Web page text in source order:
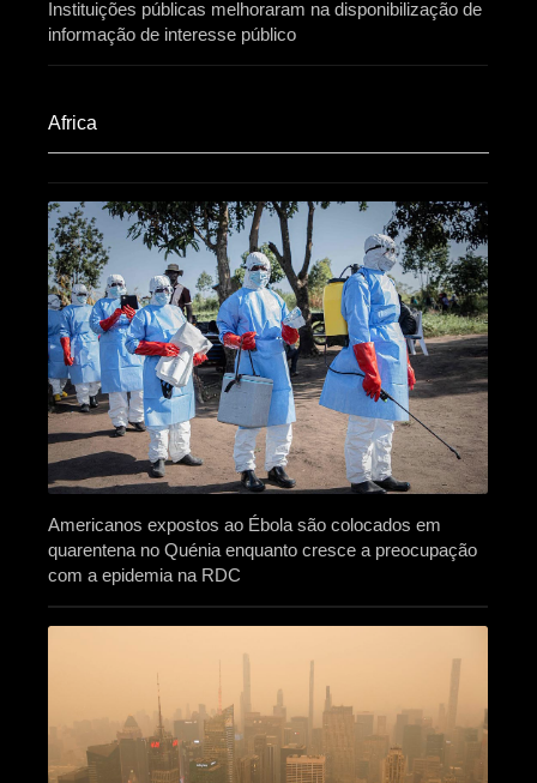
Instituições públicas melhoraram na disponibilização de
informação de interesse público
Africa​
Americanos expostos ao Ébola são colocados em
quarentena no Quénia enquanto cresce a preocupação
com a epidemia na RDC